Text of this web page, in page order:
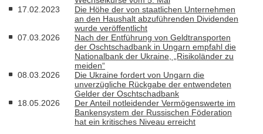
17.02.2023
Die Höhe der von staatlichen Unternehmen
an den Haushalt abzuführenden Dividenden
wurde veröffentlicht
07.03.2026
Nach der Entführung von Geldtransporten
der Oschtschadbank in Ungarn empfahl die
Nationalbank der Ukraine, „Risikoländer zu
meiden“
08.03.2026
Die Ukraine fordert von Ungarn die
unverzügliche Rückgabe der entwendeten
Gelder der Oschtschadbank
18.05.2026
Der Anteil notleidender Vermögenswerte im
Bankensystem der Russischen Föderation
hat ein kritisches Niveau erreicht